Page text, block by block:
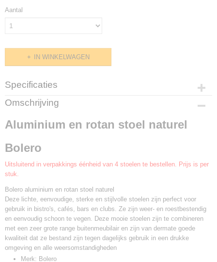
Aantal
IN WINKELWAGEN
Specificaties
Productcode
Omschrijving
Aluminium en rotan stoel naturel
Bolero
Uitsluitend in verpakkings éénheid van 4 stoelen te bestellen. Prijs is per
stuk.
Bolero aluminium en rotan stoel naturel
Deze lichte, eenvoudige, sterke en stijlvolle stoelen zijn perfect voor
gebruik in bistro's, cafés, bars en clubs. Ze zijn weer- en roestbestendig
en eenvoudig schoon te vegen. Deze mooie stoelen zijn te combineren
met een zeer grote range buitenmeubilair en zijn van dermate goede
kwaliteit dat ze bestand zijn tegen dagelijks gebruik in een drukke
omgeving en alle weersomstandigheden
Merk: Bolero